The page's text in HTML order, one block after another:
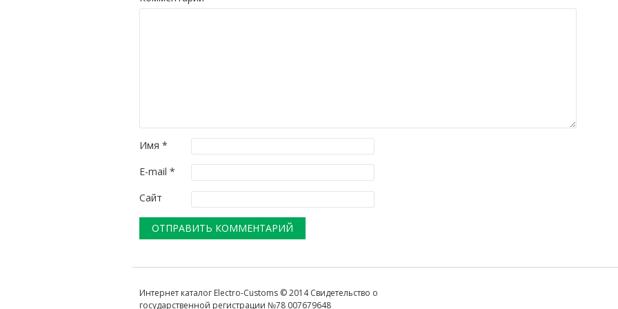
Имя *
E-mail *
Сайт
Интернет каталог Electro-Customs © 2014 Свидетельство о
государственной регистрации №78 007679648